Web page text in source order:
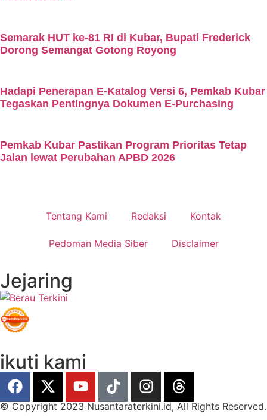
Semarak HUT ke-81 RI di Kubar, Bupati Frederick
Dorong Semangat Gotong Royong
Hadapi Penerapan E-Katalog Versi 6, Pemkab Kubar
Tegaskan Pentingnya Dokumen E-Purchasing
Pemkab Kubar Pastikan Program Prioritas Tetap
Jalan lewat Perubahan APBD 2026
Tentang Kami Redaksi Kontak
Pedoman Media Siber Disclaimer
Jejaring
ikuti kami
© Copyright 2023 Nusantaraterkini.id, All Rights Reserved.